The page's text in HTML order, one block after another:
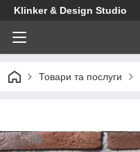
Klinker & Design Studio
Товари та послуги